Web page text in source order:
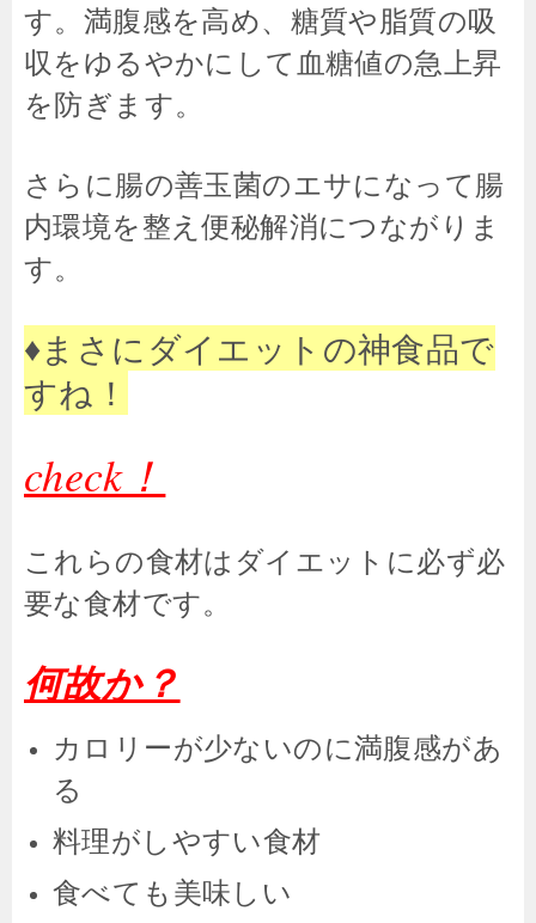
す。満腹感を高め、糖質や脂質の吸
収をゆるやかにして血糖値の急上昇
を防ぎます。
さらに腸の善玉菌のエサになって腸
内環境を整え便秘解消につながりま
す。
♦まさにダイエットの神食品で
すね！
check！
これらの食材はダイエットに必ず必
要な食材です。
何故か？
カロリーが少ないのに満腹感があ
る
料理がしやすい食材
食べても美味しい